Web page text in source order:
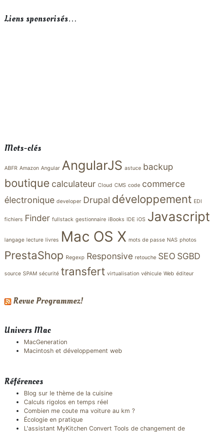
Liens sponsorisés…
Mots-clés
ABFR Amazon Angular AngularJS astuce backup
boutique calculateur Cloud CMS code commerce
électronique developer Drupal développement EDI
fichiers Finder fullstack gestionnaire iBooks IDE iOS Javascript
langage lecture livres Mac OS X mots de passe NAS photos
PrestaShop Regexp Responsive retouche SEO SGBD
source SPAM sécurité transfert virtualisation véhicule Web éditeur
Revue Programmez!
Univers Mac
MacGeneration
Macintosh et développement web
Références
Blog sur le thème de la cuisine
Calculs rigolos en temps réel
Combien me coute ma voiture au km ?
Écologie en pratique
L'assistant MyKitchen Convert Tools de changement de